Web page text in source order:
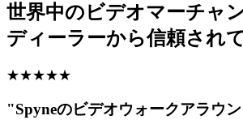
世界中のビデオマーチャ
ディーラーから信頼され
★★★★★
"Spyneのビデオウォークアラウ